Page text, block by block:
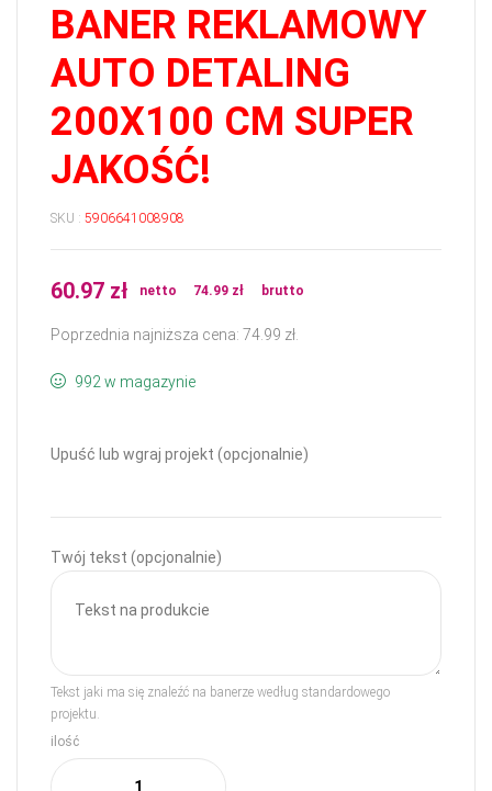
BANER REKLAMOWY
AUTO DETALING
200X100 CM SUPER
JAKOŚĆ!
SKU : 5906641008908
60.97 zł netto 74.99 zł brutto
Poprzednia najniższa cena: 74.99 zł
992 w magazynie
Upuść lub wgraj projekt (opcjonalnie)
Twój tekst (opcjonalnie)
Tekst jaki ma się znaleźć na banerze według standardowego
projektu.
ilość